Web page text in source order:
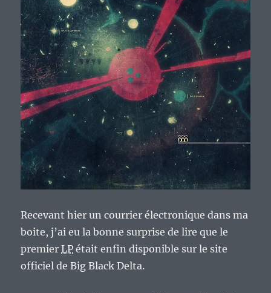
Recevant hier un courrier électronique dans ma
boite, j’ai eu la bonne surprise de lire que le
premierLP était enfin disponible sur le site
officiel de Big Black Delta.